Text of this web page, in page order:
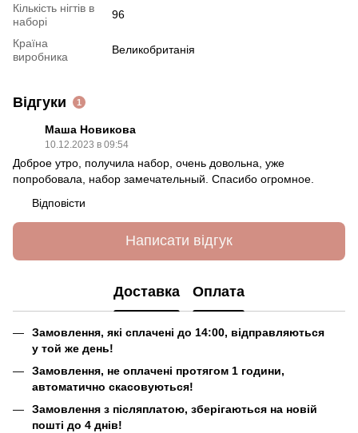
Кількість нігтів в
наборі
96
Країна
виробника
Великобританія
Відгуки 1
Маша Новикова
10.12.2023 в 09:54
Доброе утро, получила набор, очень довольна, уже
попробовала, набор замечательный. Спасибо огромное.
Відповісти
Написати відгук
Доставка Оплата
Замовлення, які сплачені до 14:00, відправляються
у той же день!
Замовлення, не оплачені протягом 1 години,
автоматично скасовуються!
Замовлення з післяплатою, зберігаються на новій
пошті до 4 днів!